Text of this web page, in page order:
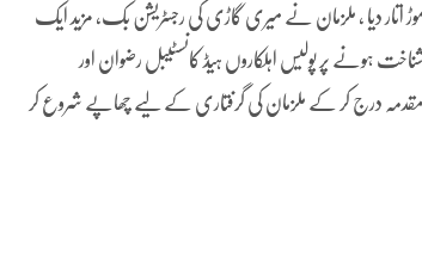
میں بیٹھایا، منڈی موڑ اتار دیا ، ملزمان نے میری گاڑی کی رجسٹریشن بک، مزید ایک
ہونے پر پولیس اہلکاروں ہیڈ کانسٹیبل رضوان اور
مقدمہ درج کر کے ملزمان کی گرفتاری کے لیے چھاپے شروع کر